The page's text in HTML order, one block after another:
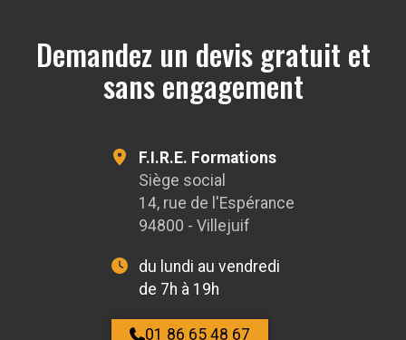
Demandez un devis gratuit et
sans engagement
F.I.R.E. Formations
Siège social
14, rue de l'Espérance
94800 - Villejuif
du lundi au vendredi
de 7h à 19h
01 86 65 48 67